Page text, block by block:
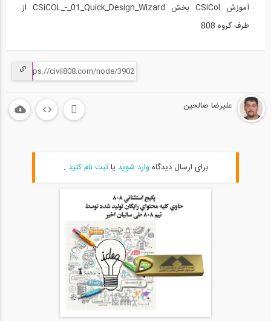
آموزش CSiCol بخش CSiCOL_-_01_Quick_Design_Wizard از
طرف گروه 808
علیرضا صالحین
برای ارسال دیدگاهوارد شوید یاثبت نام کنید .